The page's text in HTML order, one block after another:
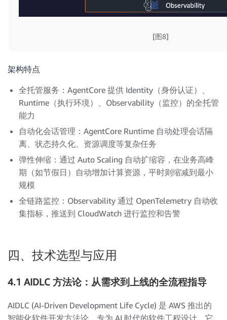
[图8]
架构特点
全托管服务：AgentCore 提供 Identity（身份认证）、
Runtime（执行环境）、Observability（监控）的全托管
能力
自动化会话管理：AgentCore Runtime 自动处理会话隔
离、状态持久化、资源调度等复杂任务
弹性伸缩：通过 Auto Scaling 自动扩缩容，在业务高峰
期（如节假日）自动增加计算资源，平时则缩减到最小
规模
全链路监控：Observability 通过 OpenTelemetry 自动收
集指标，推送到 CloudWatch 进行监控和告警
四、技术选型与应用
4.1 AIDLC 方法论：从需求到上线的全流程指导
AIDLC (AI-Driven Development Life Cycle) 是 AWS 推出的
智能化软件开发方法论，专为 AI 时代的软件工程设计。它